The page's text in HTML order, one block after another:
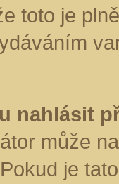
toto je
nahlásit
může
je